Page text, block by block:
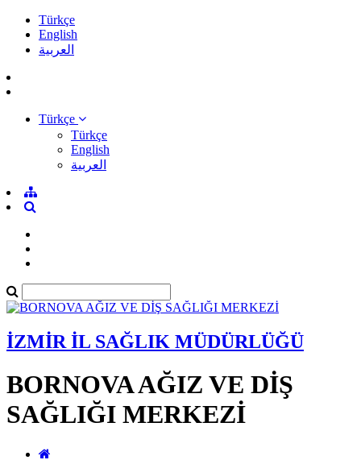
Türkçe
English
العربية
Türkçe
Türkçe
English
العربية
İZMİR İL SAĞLIK MÜDÜRLÜĞÜ
BORNOVA AĞIZ VE DİŞ
SAĞLIĞI MERKEZİ